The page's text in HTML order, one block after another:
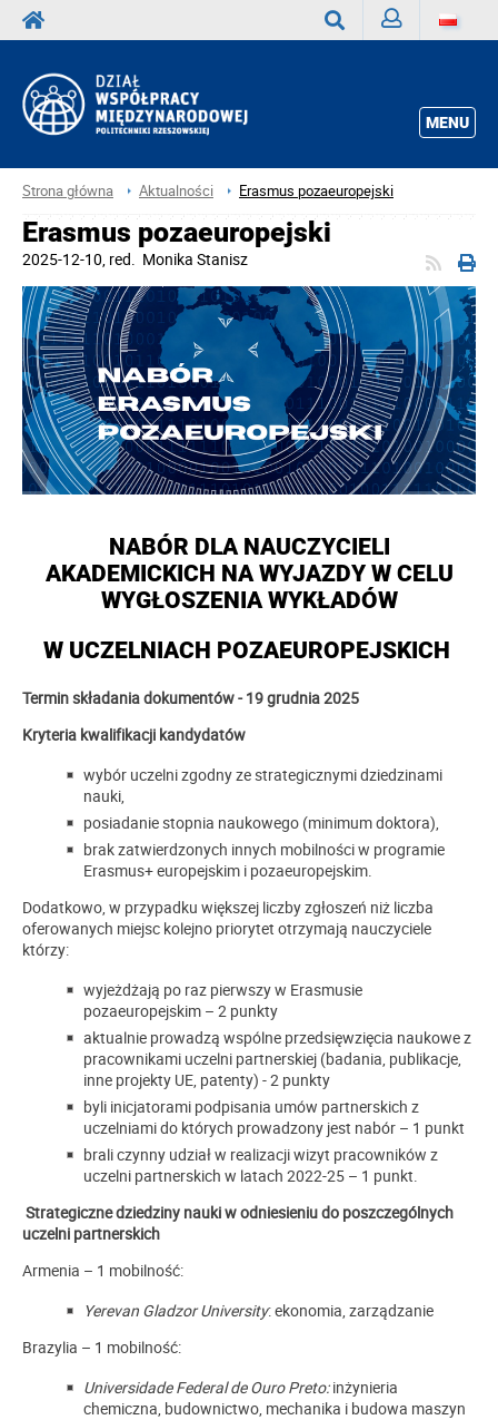
MENU
Strona główna Aktualności Erasmus pozaeuropejski
Erasmus pozaeuropejski
2025-12-10, red. Monika Stanisz
NABÓR DLA NAUCZYCIELI
AKADEMICKICH NA WYJAZDY W CELU
WYGŁOSZENIA WYKŁADÓW
W UCZELNIACH POZAEUROPEJSKICH
Termin składania dokumentów -19 grudnia2025
Kryteria kwalifikacji kandydatów
wybór uczelni zgodny ze strategicznymi dziedzinami
nauki,
posiadanie stopnia naukowego (minimum doktora),
brak zatwierdzonych innych mobilności w programie
Erasmus+ europejskim i pozaeuropejskim.
Dodatkowo, w przypadku większej liczby zgłoszeń niż liczba
oferowanych miejsc kolejno priorytet otrzymają nauczyciele
którzy:
wyjeżdżają po raz pierwszy w Erasmusie
pozaeuropejskim – 2 punkty
aktualnie prowadzą wspólne przedsięwzięcia naukowe z
pracownikami uczelni partnerskiej (badania, publikacje,
inne projekty UE, patenty) - 2 punkty
byli inicjatorami podpisania umów partnerskich z
uczelniami do których prowadzony jest nabór – 1 punkt
brali czynny udział w realizacji wizyt pracowników z
uczelni partnerskich w latach 2022-25 – 1 punkt.
Strategiczne dziedziny nauki w odniesieniu do poszczególnych
uczelni partnerskich
Armenia – 1 mobilność:
Yerevan Gladzor University: ekonomia, zarządzanie
Brazylia – 1 mobilność:
Universidade Federal de Ouro Preto: inżynieria
chemiczna, budownictwo, mechanika i budowa maszyn